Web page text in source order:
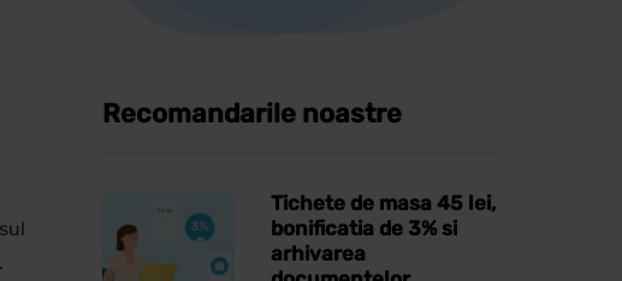
Recomandarile noastre
Tichete de masa 45 lei,
bonificatia de 3% si
arhivarea